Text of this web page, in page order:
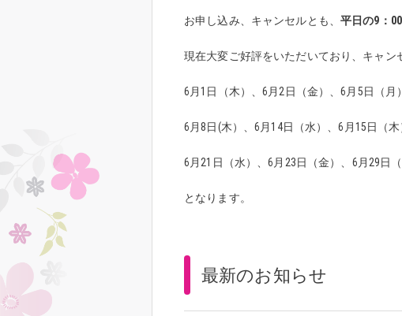
お申し込み、キャンセルとも、 平日の9：
現在大変ご好評をいただいており、キャン
6月1日（木）、6月2日（金）、6月5日（月
6月8日(木）、6月14日（水）、6月15日（木
6月21日（水）、6月23日（金）、6月29日（
となります。
最新のお知らせ